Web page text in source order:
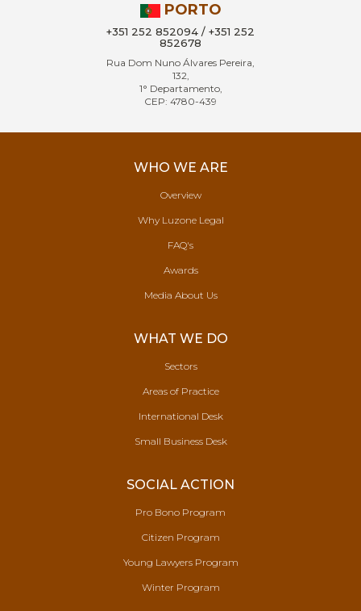
PORTO
+351 252 852094 / +351 252
852678
Rua Dom Nuno Álvares Pereira,
132,
1° Departamento,
CEP: 4780-439
WHO WE ARE
Overview
Why Luzone Legal
FAQ's
Awards
Media About Us
WHAT WE DO
Sectors
Areas of Practice
International Desk
Small Business Desk
SOCIAL ACTION
Pro Bono Program
Citizen Program
Young Lawyers Program
Winter Program